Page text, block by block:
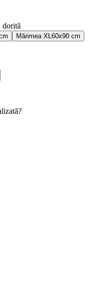
dorită
Mărimea XL 60x90 cm